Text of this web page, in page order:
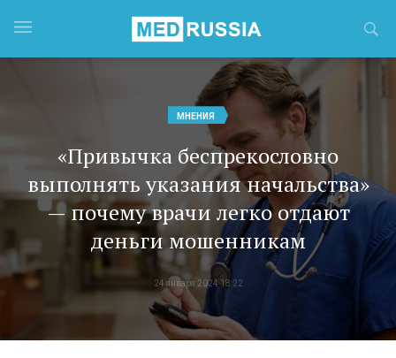
МНЕНИЯ
«Привычка беспрекословно
выполнять указания начальства»
— почему врачи легко отдают
деньги мошенникам
24 января 2024 18:22